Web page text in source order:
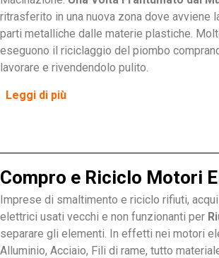
ritrasferito in una nuova zona dove avviene
parti metalliche dalle materie plastiche.
eseguono il riciclaggio del piombo
lavorare e rivendendolo pulito.
Leggi di più
Compro e Riciclo Motori
Imprese di smaltimento e riciclo rifiuti,
elettrici usati vecchi e non funzionanti per
separare gli elementi. In effetti nei motori
Alluminio, Acciaio, Fili di rame, tutto